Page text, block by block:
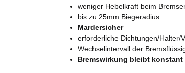
weniger Hebelkraft beim
bis zu 25mm Biegeradius
Mardersicher
erforderliche Dichtungen/Halter/
Wechselintervall der
Bremswirkung bleibt konstant